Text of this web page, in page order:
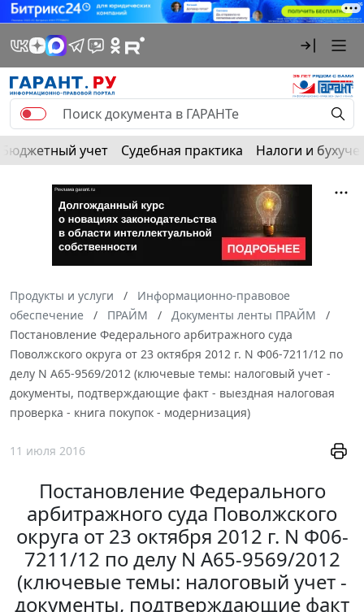
Бюджетный учет Судебная практика Налоги и
Продукты и услуги
Информационно-правовое
обеспечение
ПРАЙМ
Документы ленты ПРАЙМ
Постановление Федерального арбитражного суда
Поволжского округа от 23 октября 2012 г. N Ф06-7211/12 по
делу N А65-9569/2012 (ключевые темы: налоговый учет -
документы, подтверждающие факт - выездная налоговая
проверка - книга покупок - модернизация)
11 июля 2016
Постановление Федерального
арбитражного суда Поволжского
округа от 23 октября 2012 г. N Ф06-
7211/12 по делу N А65-9569/2012
(ключевые темы: налоговый учет -
документы, подтверждающие факт